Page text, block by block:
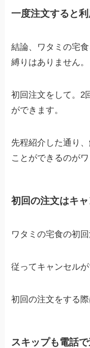
一度注文すると
結論、ワタミの宅
縛りはありません。
初回注文をして。2
ができます。
先程紹介した通り
ことができるのが
初回の注文はキ
ワタミの宅食の初
従ってキャンセル
初回の注文をする
スキップも電話